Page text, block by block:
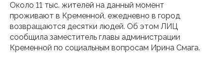
Около 11 тыс. жителей на данный момент
проживают в Кременной, ежедневно в город
возвращаются десятки людей. Об этом ЛИЦ
сообщила заместитель главы администрации
Кременной по социальным вопросам Ирина Смага.